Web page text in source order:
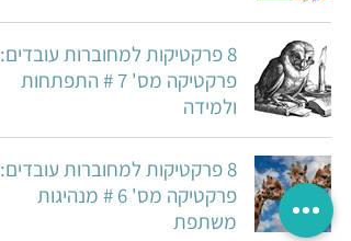
8 פרקטיקות למחוברות עובדים:
פרקטיקה מס' 7 # התפתחות
ולמידה
8 פרקטיקות למחוברות עובדים:
פרקטיקה מס' 6 # מנהיגות
משתפת